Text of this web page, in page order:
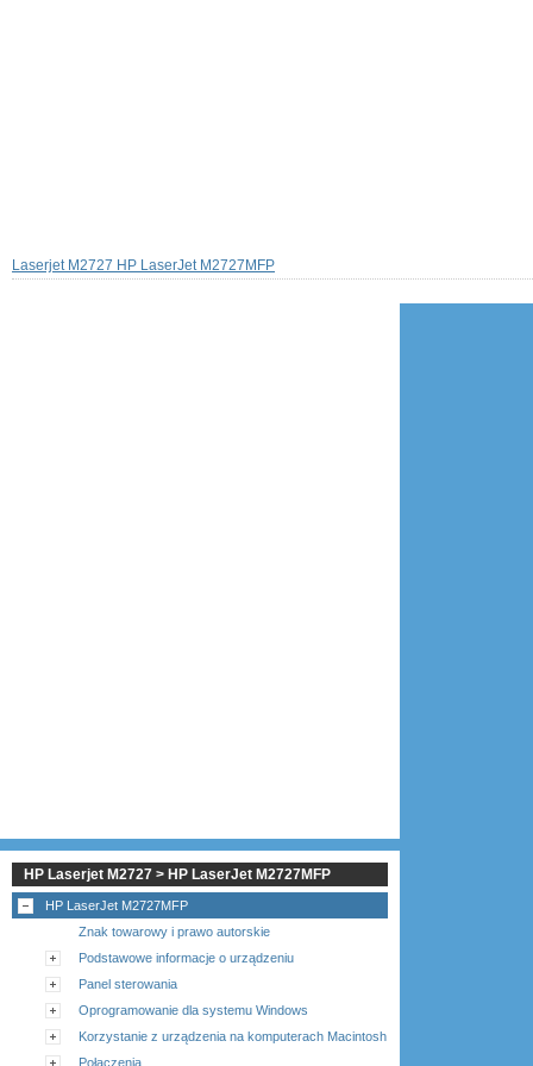
Laserjet M2727 HP LaserJet M2727MFP
HP Laserjet M2727 > HP LaserJet M2727MFP
HP LaserJet M2727MFP
Znak towarowy i prawo autorskie
Podstawowe informacje o urządzeniu
Panel sterowania
Oprogramowanie dla systemu Windows
Korzystanie z urządzenia na komputerach Macintosh
Połączenia